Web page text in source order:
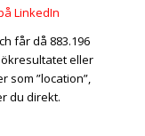
LinkedIn
får då 883.196
eller
som ”location”,
du direkt.